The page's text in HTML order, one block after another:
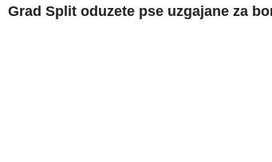
Grad Split oduzete pse uzgajane za